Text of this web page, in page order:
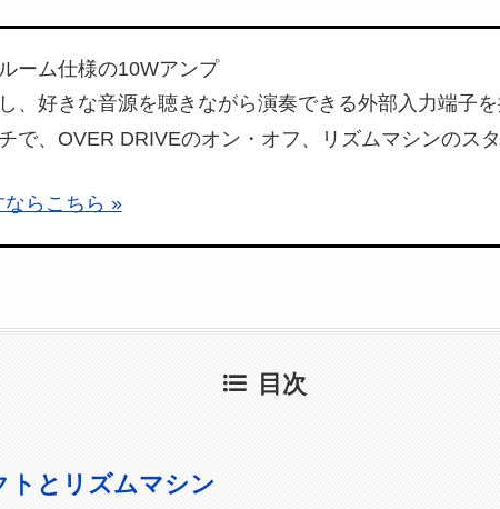
ーム仕様の10Wアンプ
、好きな音源を聴きながら演奏できる外部入力端子
で、OVER DRIVEのオン・オフ、リズムマシンのス
らこちら »
目次
トとリズムマシン